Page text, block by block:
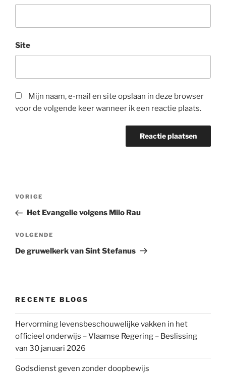
Site
Mijn naam, e-mail en site opslaan in deze browser
voor de volgende keer wanneer ik een reactie plaats.
Bericht
Vorig
bericht
VORIGE
Het Evangelie volgens Milo Rau
Volgend
bericht
VOLGENDE
De gruwelkerk van Sint Stefanus
RECENTE BLOGS
Hervorming levensbeschouwelijke vakken in het
officieel onderwijs – Vlaamse Regering – Beslissing
van 30 januari 2026
Godsdienst geven zonder doopbewijs